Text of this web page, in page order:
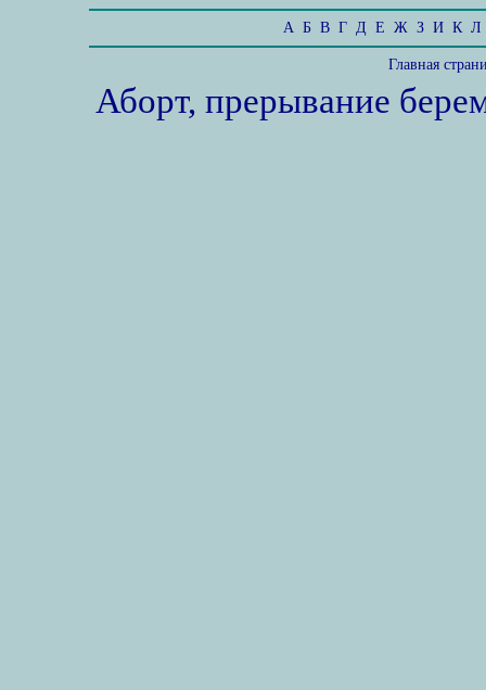
А Б В Г Д Е Ж З И К Л
Главная
Аборт, прерывание